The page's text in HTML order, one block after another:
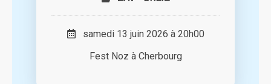
samedi 13 juin 2026 à 20h00
Fest Noz à Cherbourg